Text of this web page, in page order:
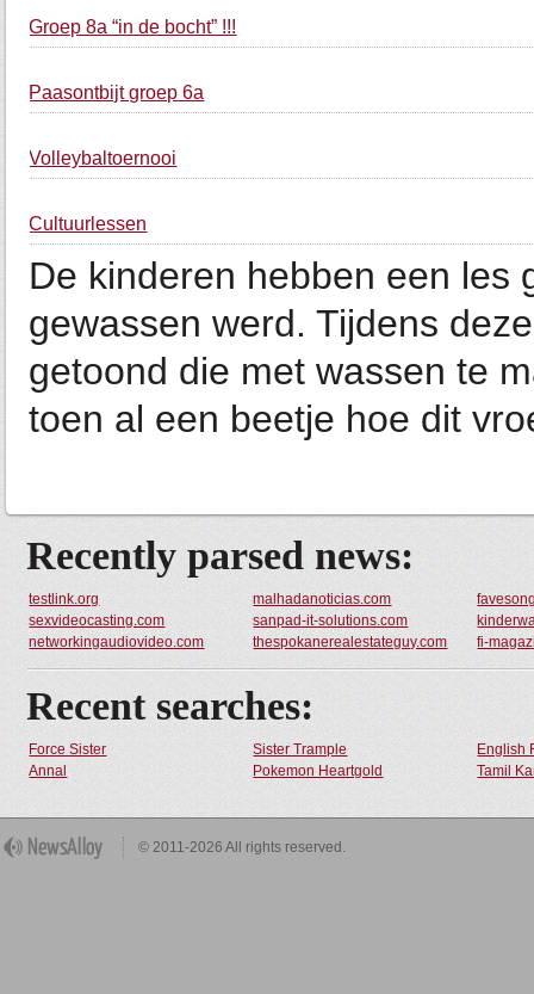
Groep 8a “in de bocht” !!!
Paasontbijt groep 6a
Volleybaltoernooi
Cultuurlessen
De kinderen hebben een les
gewassen werd. Tijdens
getoond die met wassen te
toen al een beetje hoe dit
Recently parsed news:
testlink.org malhadanoticias.com
sexvideocasting.com
sanpad-it-solutions.com
networkingaudiovideo.com
thespokanerealestateguy.com fi-
Recent searches:
Force Sister Sister Trample
English
Annal
Pokemon Heartgold Tamil
© 2011-2026 All rights reserved.